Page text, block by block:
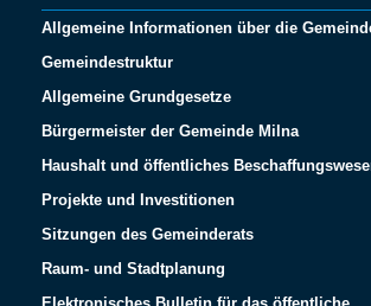
Allgemeine Informationen über die
Gemeindestruktur
Allgemeine Grundgesetze
Bürgermeister der Gemeinde Milna
Haushalt und öffentliches
Projekte und Investitionen
Sitzungen des Gemeinderats
Raum- und Stadtplanung